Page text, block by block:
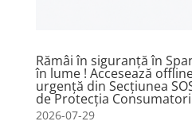
Rămâi în siguranță în
în lume ! Accesează
urgență din Secțiunea
de Protecția
2026-07-29